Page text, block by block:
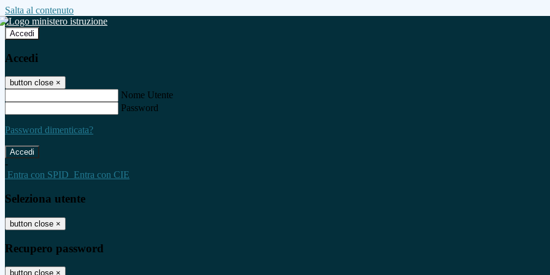
Salta al contenuto
Accedi
Accedi
button close ×
Nome Utente
Password
Password dimenticata?
-
Entra con SPID Entra con CIE
Seleziona utente
button close ×
Recupero password
button close ×